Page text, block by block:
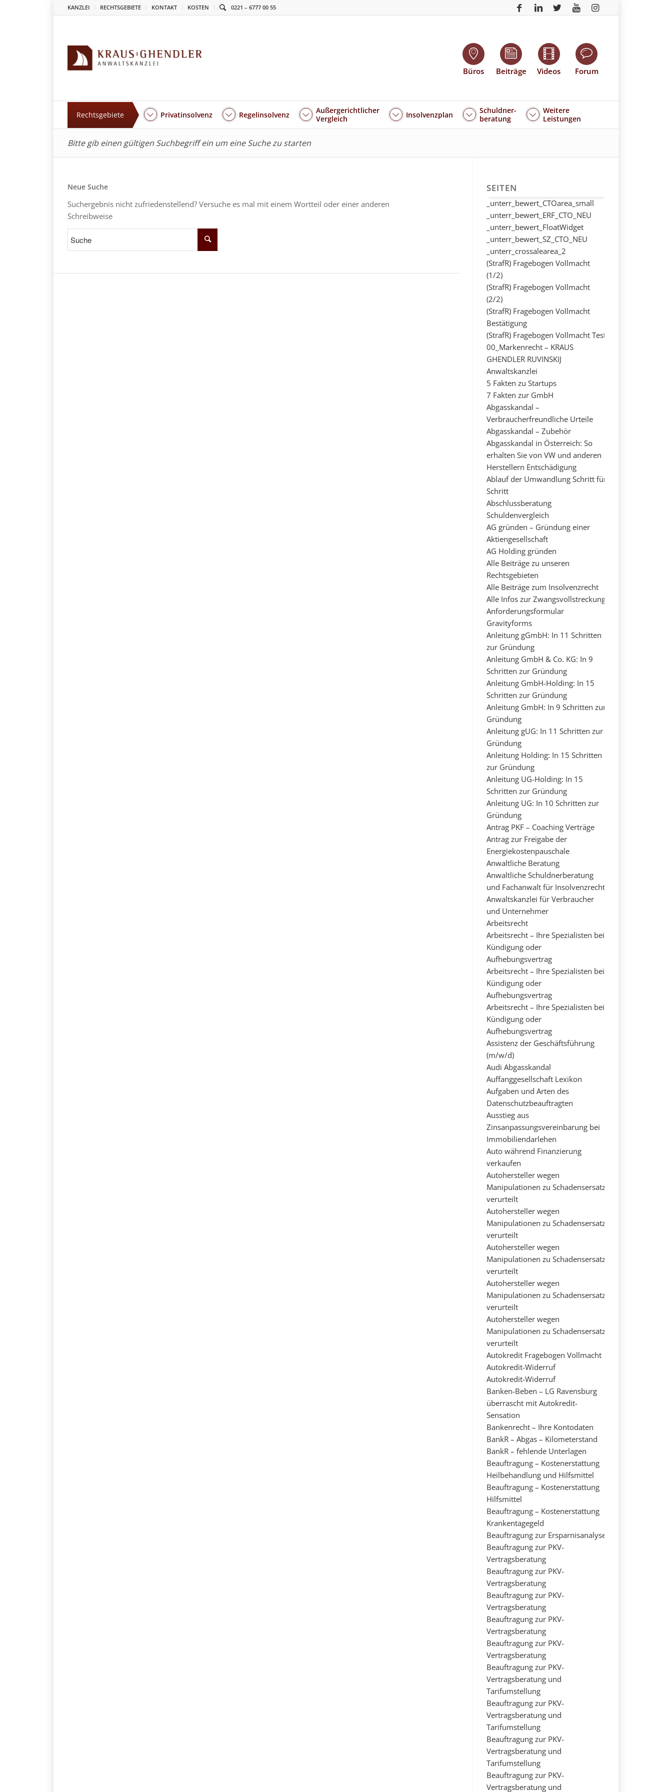
KANZLEI RECHTSGEBIETE KONTAKT KOSTEN 0221 – 6777 00 55
Büros Beiträge Videos Forum
Rechtsgebiete Privatinsolvenz Regelinsolvenz
Außergerichtlicher
Vergleich
Insolvenzplan
Schuldner-
beratung
Weitere
Leistungen
Bitte gib einen gültigen Suchbegriff ein um eine Suche zu starten
Neue Suche
Suchergebnis nicht zufriedenstellend? Versuche es mal mit einem Wortteil oder einer anderen
Schreibweise
SEITEN
_unterr_bewert_CTOarea_small
_unterr_bewert_ERF_CTO_NEU
_unterr_bewert_FloatWidget
_unterr_bewert_SZ_CTO_NEU
_unterr_crossalearea_2
(StrafR) Fragebogen Vollmacht
(1/2)
(StrafR) Fragebogen Vollmacht
(2/2)
(StrafR) Fragebogen Vollmacht
Bestätigung
(StrafR) Fragebogen Vollmacht Test
00_Markenrecht – KRAUS
GHENDLER RUVINSKIJ
Anwaltskanzlei
5 Fakten zu Startups
7 Fakten zur GmbH
Abgasskandal –
Verbraucherfreundliche Urteile
Abgasskandal – Zubehör
Abgasskandal in Österreich: So
erhalten Sie von VW und anderen
Herstellern Entschädigung
Ablauf der Umwandlung Schritt für
Schritt
Abschlussberatung
Schuldenvergleich
AG gründen – Gründung einer
Aktiengesellschaft
AG Holding gründen
Alle Beiträge zu unseren
Rechtsgebieten
Alle Beiträge zum Insolvenzrecht
Alle Infos zur Zwangsvollstreckung
Anforderungsformular
Gravityforms
Anleitung gGmbH: In 11 Schritten
zur Gründung
Anleitung GmbH & Co. KG: In 9
Schritten zur Gründung
Anleitung GmbH-Holding: In 15
Schritten zur Gründung
Anleitung GmbH: In 9 Schritten zur
Gründung
Anleitung gUG: In 11 Schritten zur
Gründung
Anleitung Holding: In 15 Schritten
zur Gründung
Anleitung UG-Holding: In 15
Schritten zur Gründung
Anleitung UG: In 10 Schritten zur
Gründung
Antrag PKF – Coaching Verträge
Antrag zur Freigabe der
Energiekostenpauschale
Anwaltliche Beratung
Anwaltliche Schuldnerberatung
und Fachanwalt für Insolvenzrecht
Anwaltskanzlei für Verbraucher
und Unternehmer
Arbeitsrecht
Arbeitsrecht – Ihre Spezialisten bei
Kündigung oder
Aufhebungsvertrag
Arbeitsrecht – Ihre Spezialisten bei
Kündigung oder
Aufhebungsvertrag
Arbeitsrecht – Ihre Spezialisten bei
Kündigung oder
Aufhebungsvertrag
Assistenz der Geschäftsführung
(m/w/d)
Audi Abgasskandal
Auffanggesellschaft Lexikon
Aufgaben und Arten des
Datenschutzbeauftragten
Ausstieg aus
Zinsanpassungsvereinbarung bei
Immobiliendarlehen
Auto während Finanzierung
verkaufen
Autohersteller wegen
Manipulationen zu Schadensersatz
verurteilt
Autohersteller wegen
Manipulationen zu Schadensersatz
verurteilt
Autohersteller wegen
Manipulationen zu Schadensersatz
verurteilt
Autohersteller wegen
Manipulationen zu Schadensersatz
verurteilt
Autohersteller wegen
Manipulationen zu Schadensersatz
verurteilt
Autokredit Fragebogen Vollmacht
Autokredit-Widerruf
Autokredit-Widerruf
Banken-Beben – LG Ravensburg
überrascht mit Autokredit-
Sensation
Bankenrecht – Ihre Kontodaten
BankR – Abgas – Kilometerstand
BankR – fehlende Unterlagen
Beauftragung – Kostenerstattung
Heilbehandlung und Hilfsmittel
Beauftragung – Kostenerstattung
Hilfsmittel
Beauftragung – Kostenerstattung
Krankentagegeld
Beauftragung zur Ersparnisanalyse
Beauftragung zur PKV-
Vertragsberatung
Beauftragung zur PKV-
Vertragsberatung
Beauftragung zur PKV-
Vertragsberatung
Beauftragung zur PKV-
Vertragsberatung
Beauftragung zur PKV-
Vertragsberatung
Beauftragung zur PKV-
Vertragsberatung und
Tarifumstellung
Beauftragung zur PKV-
Vertragsberatung und
Tarifumstellung
Beauftragung zur PKV-
Vertragsberatung und
Tarifumstellung
Beauftragung zur PKV-
Vertragsberatung und